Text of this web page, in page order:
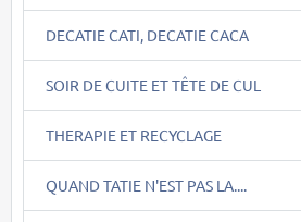
DECATIE CATI, DECATIE CACA
SOIR DE CUITE ET TÊTE DE CUL
THERAPIE ET RECYCLAGE
QUAND TATIE N'EST PAS LA....